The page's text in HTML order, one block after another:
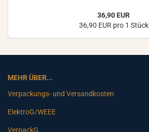
36,90 EUR
36,90 EUR pro 1 Stück
MEHR ÜBER...
Verpackungs- und Versandkosten
ElektroG/WEEE
VerpackG